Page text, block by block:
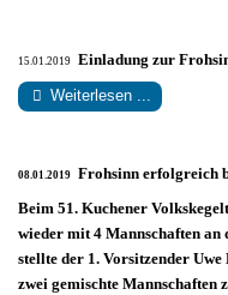
15.01.2019 Einladung zur
Weiterlesen ...
08.01.2019 Frohsinn erfolgreich
Beim 51. Kuchener
wieder mit 4 Mannschaften an
stellte der 1. Vorsitzender
zwei gemischte Mannschaften